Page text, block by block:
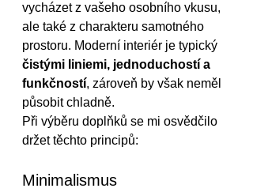
vycházet z vašeho osobního vkusu,
ale také z charakteru samotného
prostoru. Moderní interiér je typický
čistými liniemi, jednoduchostí a
funkčností, zároveň by však neměl
působit chladně.
Při výběru doplňků se mi osvědčilo
držet těchto principů:
Minimalismus